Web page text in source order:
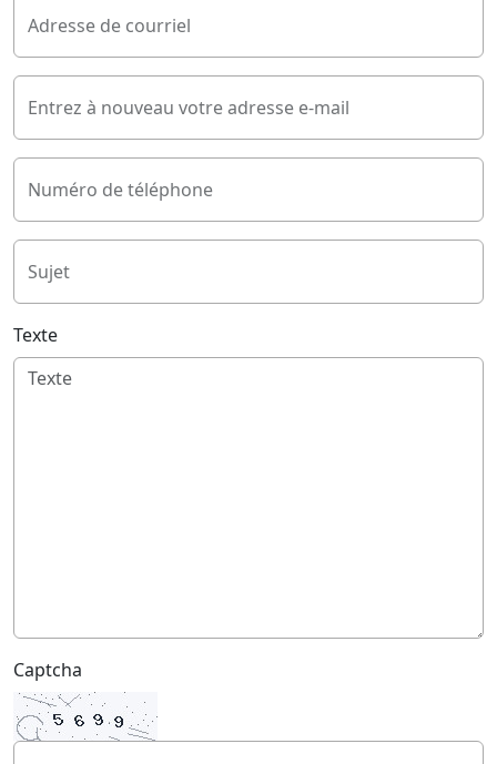
Adresse de courriel
Entrez à nouveau votre adresse e-mail
Numéro de téléphone
Sujet
Texte
Captcha